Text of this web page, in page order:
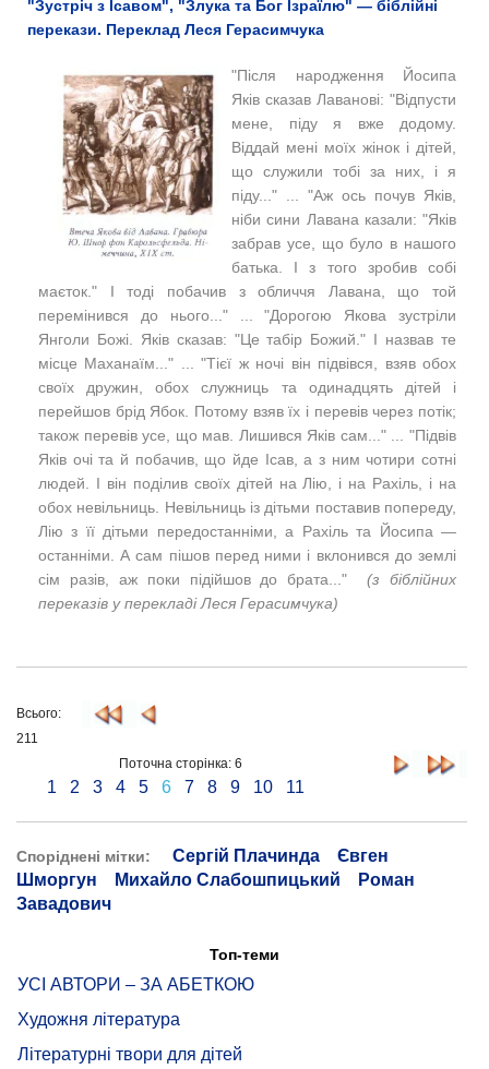
"Зустріч з Ісавом", "Злука та Бог Ізраїлю" — біблійні
перекази. Переклад Леся Герасимчука
"Після народження Йосипа
Яків сказав Лаванові: "Відпусти
мене, піду я вже додому.
Віддай мені моїх жінок і дітей,
що служили тобі за них, і я
піду..." ... "Аж ось почув Яків,
ніби сини Лавана казали: "Яків
забрав усе, що було в нашого
батька. І з того зробив собі
маєток." І тоді побачив з обличчя Лавана, що той
перемінився до нього..." ... "Дорогою Якова зустріли
Янголи Божі. Яків сказав: "Це табір Божий." І назвав те
місце Маханаїм..." ... "Тієї ж ночі він підвівся, взяв обох
своїх дружин, обох служниць та одинадцять дітей і
перейшов брід Ябок. Потому взяв їх і перевів через потік;
також перевів усе, що мав. Лишився Яків сам..." ... "Підвів
Яків очі та й побачив, що йде Ісав, а з ним чотири сотні
людей. І він поділив своїх дітей на Лію, і на Рахіль, і на
обох невільниць. Невільниць із дітьми поставив попереду,
Лію з її дітьми передостанніми, а Рахіль та Йосипа —
останніми. А сам пішов перед ними і вклонився до землі
сім разів, аж поки підійшов до брата..."
(з біблійних
переказів у перекладі Леся Герасимчука)
Всього:
211
Поточна сторінка: 6
1 2 3 4 5 6 7 8 9 10 11
Споріднені мітки: Сергій Плачинда
Євген
Шморгун
Михайло Слабошпицький
Роман
Завадович
Топ-теми
УСІ АВТОРИ – ЗА АБЕТКОЮ
Художня література
Літературні твори для дітей